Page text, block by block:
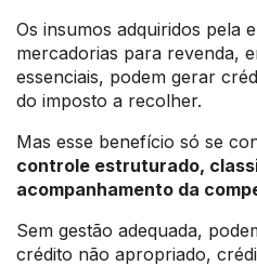
Os insumos adquiridos pela
mercadorias para revenda,
essenciais, podem gerar
do imposto a recolher.
Mas esse benefício só se
controle estruturado,
acompanhamento da
Sem gestão adequada,
crédito não apropriado,